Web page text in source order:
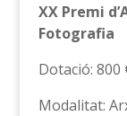
XX Premi
Fotografia
Dotació: 800
Modalitat: